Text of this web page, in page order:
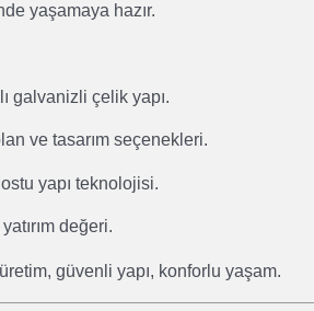
yaşamaya hazır.
galvanizli çelik yapı.
ve tasarım seçenekleri.
yapı teknolojisi.
değeri.
üretim, güvenli yapı, konforlu yaşam.